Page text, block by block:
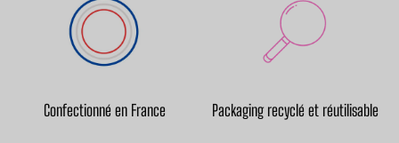
Confectionné en France Packaging recyclé et réutilisable